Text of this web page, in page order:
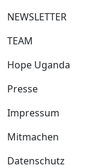
NEWSLETTER
TEAM
Hope Uganda
Presse
Impressum
Mitmachen
Datenschutz